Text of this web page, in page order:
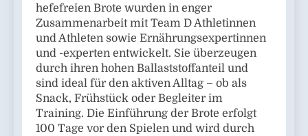
hefefreien Brote wurden in enger
Zusammenarbeit mit Team D Athletinnen
und Athleten sowie Ernährungsexpertinnen
und -experten entwickelt. Sie überzeugen
durch ihren hohen Ballaststoffanteil und
sind ideal für den aktiven Alltag – ob als
Snack, Frühstück oder Begleiter im
Training. Die Einführung der Brote erfolgt
100 Tage vor den Spielen und wird durch